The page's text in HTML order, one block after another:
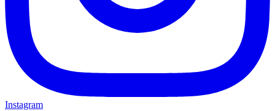
Instagram